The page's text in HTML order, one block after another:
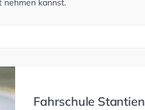
nehmen kannst.
Fahrschule